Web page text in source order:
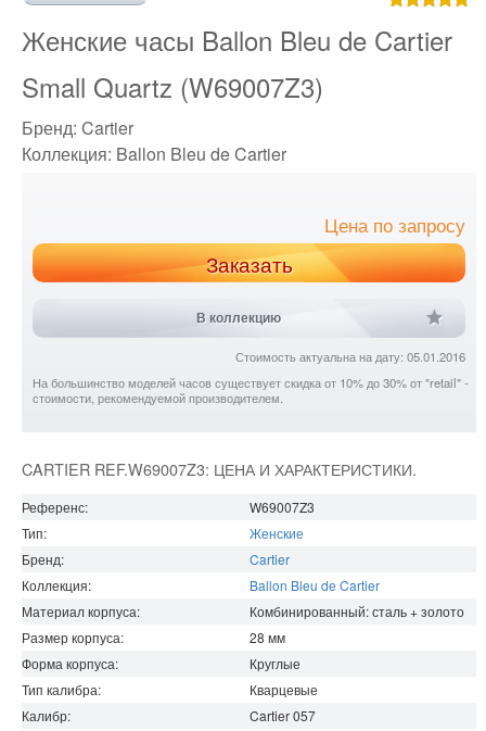
Женские часы Ballon Bleu de Cartier
Small Quartz (W69007Z3)
Бренд: Cartier
Коллекция: Ballon Bleu de Cartier
Цена по запросу
Заказать
В коллекцию
Стоимость актуальна на дату: 05.01.2016
На большинство моделей часов существует скидка от 10% до 30% от "retail" -
стоимости, рекомендуемой производителем.
CARTIER REF.W69007Z3: ЦЕНА И ХАРАКТЕРИСТИКИ.
Референс:
W69007Z3
Тип:
Женские
Бренд:
Cartier
Коллекция:
Ballon Bleu de Cartier
Материал корпуса:
Комбинированный: сталь + золото
Размер корпуса:
28 мм
Форма корпуса:
Круглые
Тип калибра:
Кварцевые
Калибр:
Cartier 057